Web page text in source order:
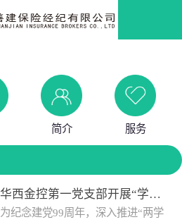
简介 服务
华西金控第一党支部开展“学党史 知党情 做合格党员”主题教育工作会
为纪念建党99周年，深入推进“两学